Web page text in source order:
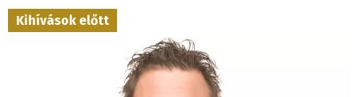
Kihívások előtt